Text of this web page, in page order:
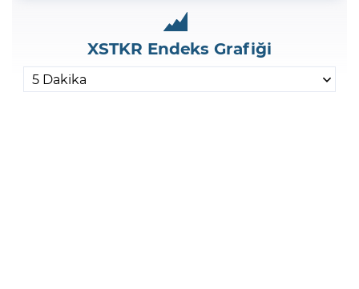
XSTKR Endeks Grafiği